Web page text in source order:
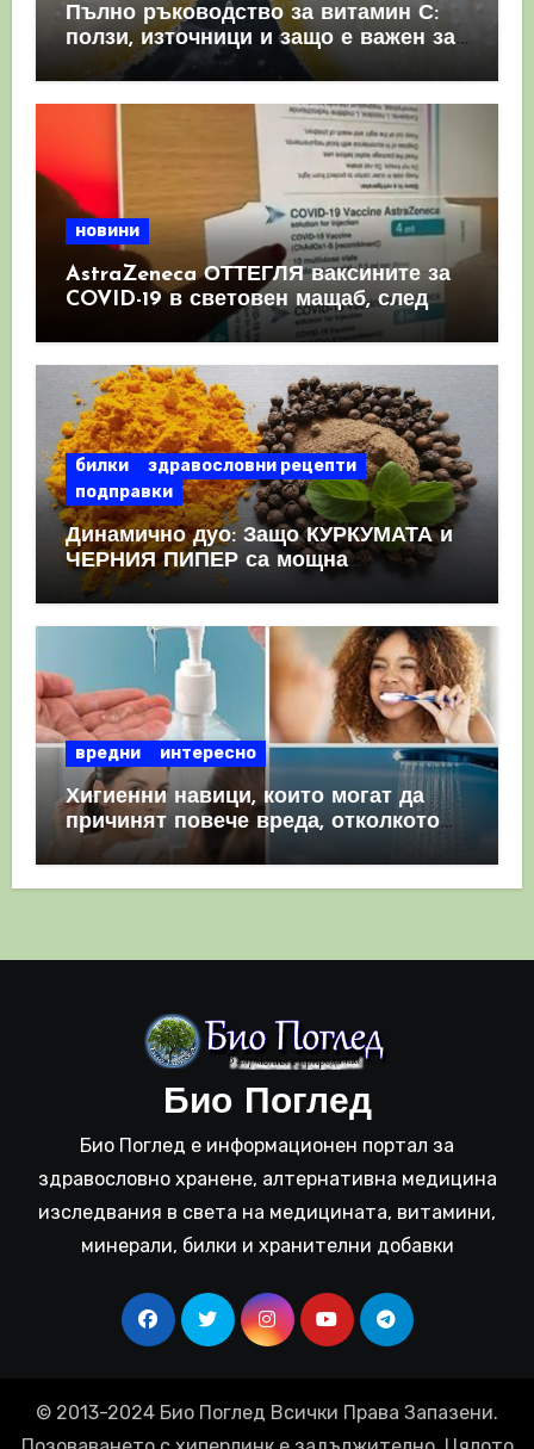
Пълно ръководство за витамин С:
ползи, източници и защо е важен за
имунната система
новини
AstraZeneca ОТТЕГЛЯ ваксините за
COVID-19 в световен мащаб, след
като призна, че те причиняват
КРЪВНИ съсиреци
билки
здравословни рецепти
подправки
Динамично дуо: Защо КУРКУМАТА и
ЧЕРНИЯ ПИПЕР са мощна
комбинация
вредни интересно
Хигиенни навици, които могат да
причинят повече вреда, отколкото
полза
Био Поглед
Био Поглед е информационен портал за
здравословно хранене, алтернативна медицина
изследвания в света на медицината, витамини,
минерали, билки и хранителни добавки
© 2013-2024 Био Поглед Всички Права Запазени.